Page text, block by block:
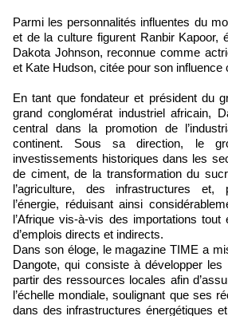
Parmi les personnalités influentes du
et de la culture figurent Ranbir Kapoor,
Dakota Johnson, reconnue comme
et Kate Hudson, citée pour son influence
En tant que fondateur et président du
grand conglomérat industriel africain,
central dans la promotion de
continent. Sous sa direction, le
investissements historiques dans les
de ciment, de la transformation du
l’agriculture, des infrastructures et,
l’énergie, réduisant ainsi
l’Afrique vis-à-vis des importations
d’emplois directs et indirects.
Dans son éloge, le magazine TIME a
Dangote, qui consiste à développer
partir des ressources locales afin
l’échelle mondiale, soulignant que ses
dans des infrastructures énergétiques